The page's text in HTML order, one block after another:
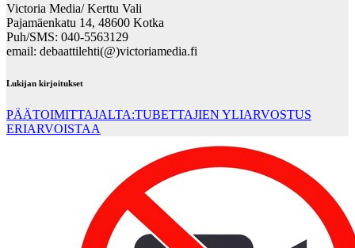
Victoria Media/ Kerttu Vali
Pajamäenkatu 14, 48600 Kotka
Puh/SMS: 040-5563129
email: debaattilehti(@)victoriamedia.fi
Lukijan kirjoitukset
PÄÄTOIMITTAJALTA:TUBETTAJIEN YLIARVOSTUS
ERIARVOISTAA